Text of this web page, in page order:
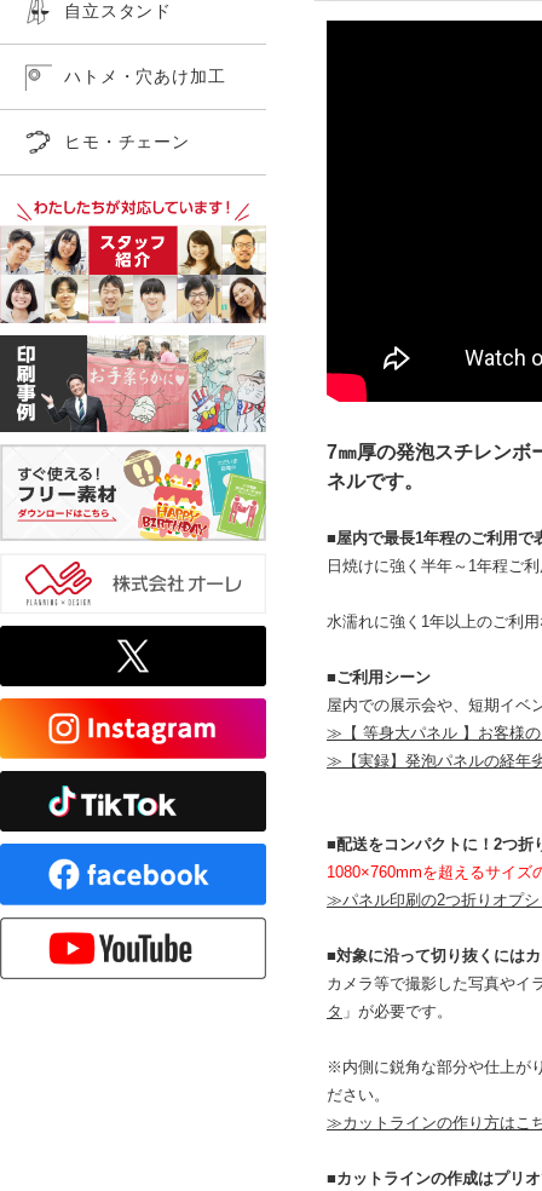
7㎜厚の発泡スチレンボ
ネルです。
■屋内で最長1年程のご利用で
日焼けに強く半年～1年程ご
水濡れに強く1年以上のご利
■ご利用シーン
屋内での展示会や、短期イベ
≫【 等身大パネル 】お客様
≫【実録】発泡パネルの経年
■配送をコンパクトに！2つ折
1080×760mmを超えるサイズ
≫パネル印刷の2つ折りオプ
■対象に沿って切り抜くには
カメラ等で撮影した写真やイ
タ 」が必要です。
※内側に鋭角な部分や仕上が
ださい。
≫カットラインの作り方はこ
■カットラインの作成はプリ
自立スタンド
ハトメ・穴あけ加工
ヒモ・チェーン